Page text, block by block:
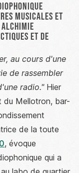
musicales et
et de
au cours d'une
de rassembler
radio." Hier
du Mellotron, bar-
de la toute
, évoque
qui a